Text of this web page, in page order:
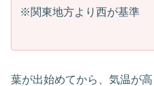
※関東地方より西が基準
葉が出始めてから、気温が